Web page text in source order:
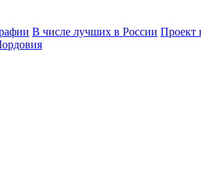
В числе лучших в России Проект